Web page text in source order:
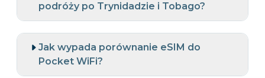
podróży po Trynidadzie i Tobago?
Jak wypada porównanie eSIM do
Pocket WiFi?